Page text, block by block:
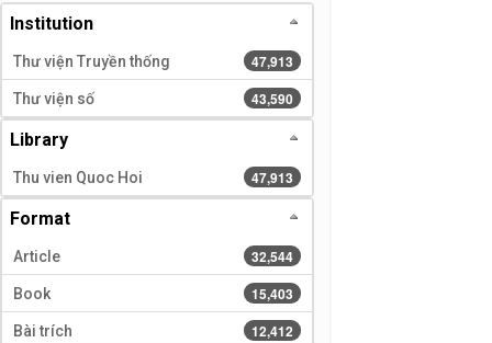
Institution
Thư viện Truyền thống 47,913 results
47,913
Thư viện số 43,590 results
43,590
Library
Thu vien Quoc Hoi 47,913 results
47,913
Format
Article 32,544 results
32,544
Book 15,403 results
15,403
Bài trích 12,412 results
12,412